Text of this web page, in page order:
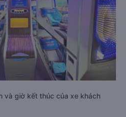
và giờ kết thúc của xe khách